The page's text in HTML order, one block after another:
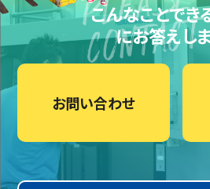
こんなことでき
にお答えし
お問い合わせ